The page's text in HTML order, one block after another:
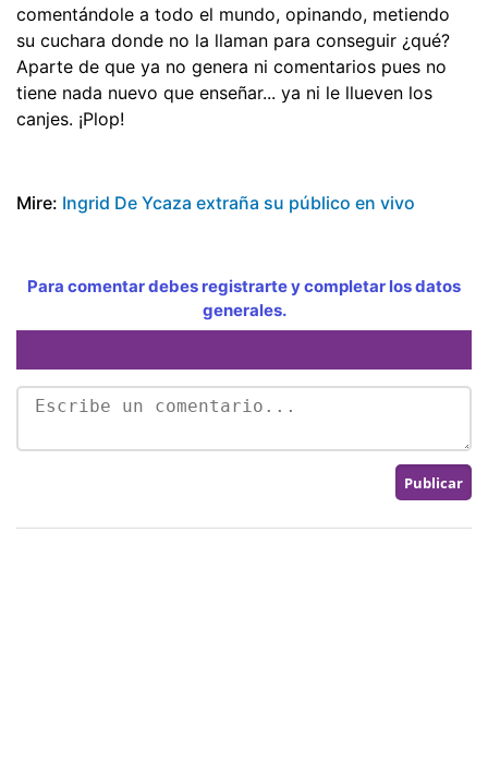
comentándole a todo el mundo, opinando, metiendo
su cuchara donde no la llaman para conseguir ¿qué?
Aparte de que ya no genera ni comentarios pues no
tiene nada nuevo que enseñar... ya ni le llueven los
canjes. ¡Plop!
Mire: Ingrid De Ycaza extraña su público en vivo
Para comentar debes registrarte y completar los datos
generales.